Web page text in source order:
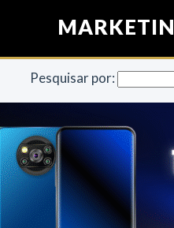
Pesquisar por: